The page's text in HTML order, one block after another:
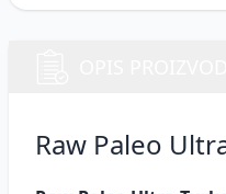
Raw Paleo